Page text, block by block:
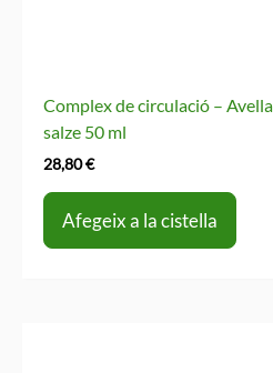
Complex de circulació –
salze 50 ml
28,80€
Afegeix a la cistella